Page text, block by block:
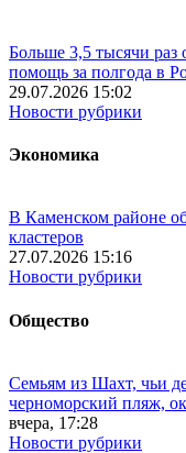
Больше 3,5 тысячи
помощь за полгода в
29.07.2026 15:02
Новости рубрики
Экономика
В Каменском районе
кластеров
27.07.2026 15:16
Новости рубрики
Общество
Семьям из Шахт, чьи
черноморский пляж,
вчера, 17:28
Новости рубрики